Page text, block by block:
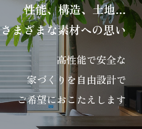
性能、構造、土地…
さまざまな素材への思い
高性能で安全な
家づくりを自由設計で
ご希望におこたえします